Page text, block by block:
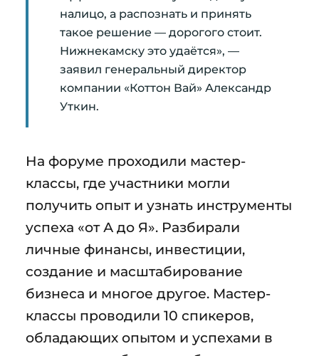
налицо, а распознать и принять
такое решение — дорогого стоит.
Нижнекамску это удаётся», —
заявил генеральный директор
компании «Коттон Вай» Александр
Уткин.
На форуме проходили мастер-
классы, где участники могли
получить опыт и узнать инструменты
успеха «от А до Я». Разбирали
личные финансы, инвестиции,
создание и масштабирование
бизнеса и многое другое. Мастер-
классы проводили 10 спикеров,
обладающих опытом и успехами в